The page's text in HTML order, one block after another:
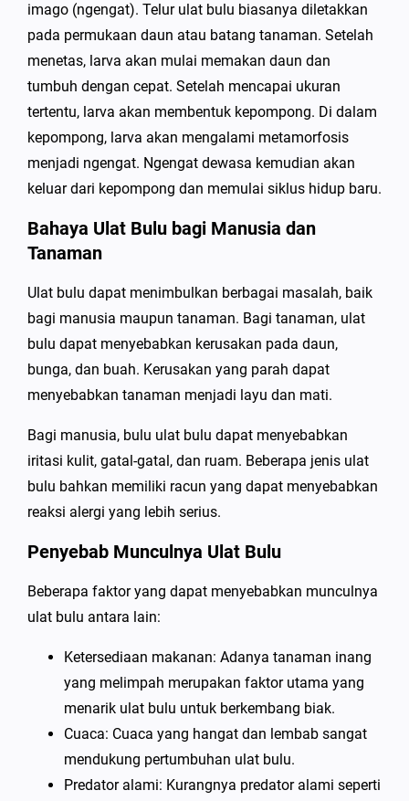
imago (ngengat). Telur ulat bulu biasanya diletakkan
pada permukaan daun atau batang tanaman. Setelah
menetas, larva akan mulai memakan daun dan
tumbuh dengan cepat. Setelah mencapai ukuran
tertentu, larva akan membentuk kepompong. Di dalam
kepompong, larva akan mengalami metamorfosis
menjadi ngengat. Ngengat dewasa kemudian akan
keluar dari kepompong dan memulai siklus hidup baru.
Bahaya Ulat Bulu bagi Manusia dan
Tanaman
Ulat bulu dapat menimbulkan berbagai masalah, baik
bagi manusia maupun tanaman. Bagi tanaman, ulat
bulu dapat menyebabkan kerusakan pada daun,
bunga, dan buah. Kerusakan yang parah dapat
menyebabkan tanaman menjadi layu dan mati.
Bagi manusia, bulu ulat bulu dapat menyebabkan
iritasi kulit, gatal-gatal, dan ruam. Beberapa jenis ulat
bulu bahkan memiliki racun yang dapat menyebabkan
reaksi alergi yang lebih serius.
Penyebab Munculnya Ulat Bulu
Beberapa faktor yang dapat menyebabkan munculnya
ulat bulu antara lain:
Ketersediaan makanan: Adanya tanaman inang
yang melimpah merupakan faktor utama yang
menarik ulat bulu untuk berkembang biak.
Cuaca: Cuaca yang hangat dan lembab sangat
mendukung pertumbuhan ulat bulu.
Predator alami: Kurangnya predator alami seperti